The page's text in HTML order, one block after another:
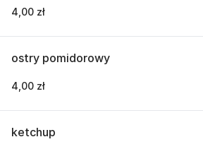
4,00 zł
ostry pomidorowy
4,00 zł
ketchup